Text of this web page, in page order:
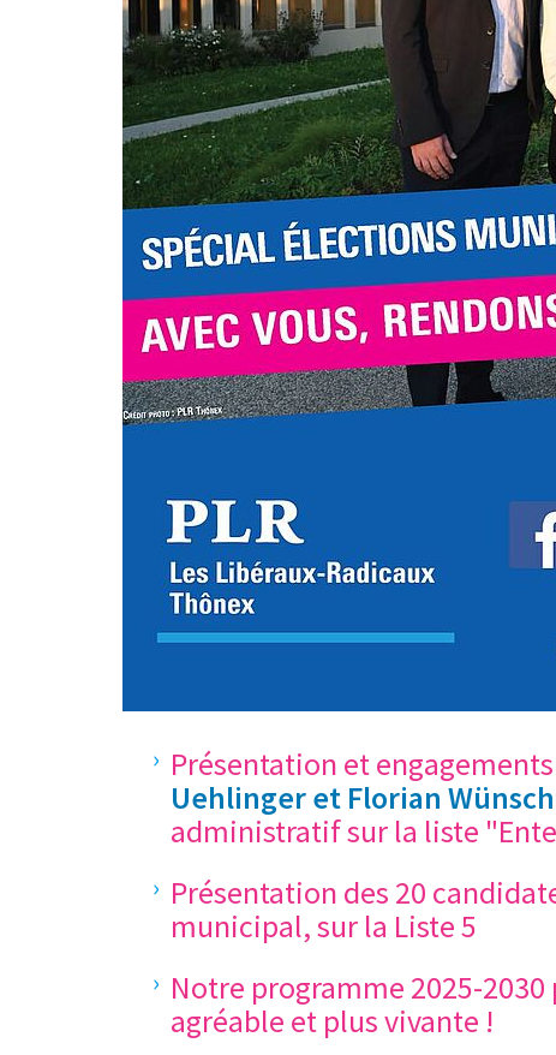
Présentation et
Uehlinger et Florian
administratif sur la liste
Présentation des 20
municipal, sur la Liste 5
Notre programme 2025-
agréable et plus vivante !